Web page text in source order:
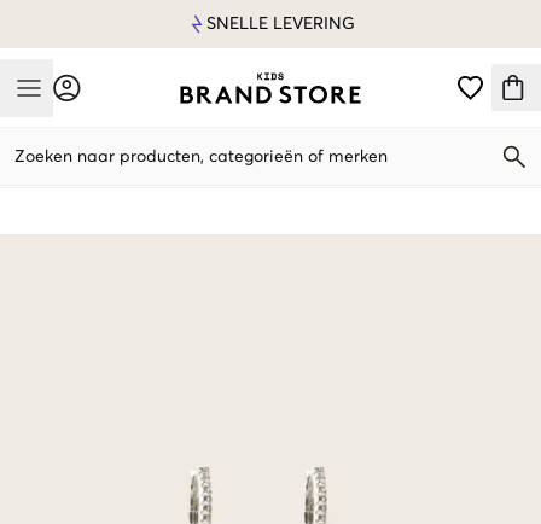
SNELLE LEVERING
Mobile Menu
Zoeken naar producten, categorieën of merken